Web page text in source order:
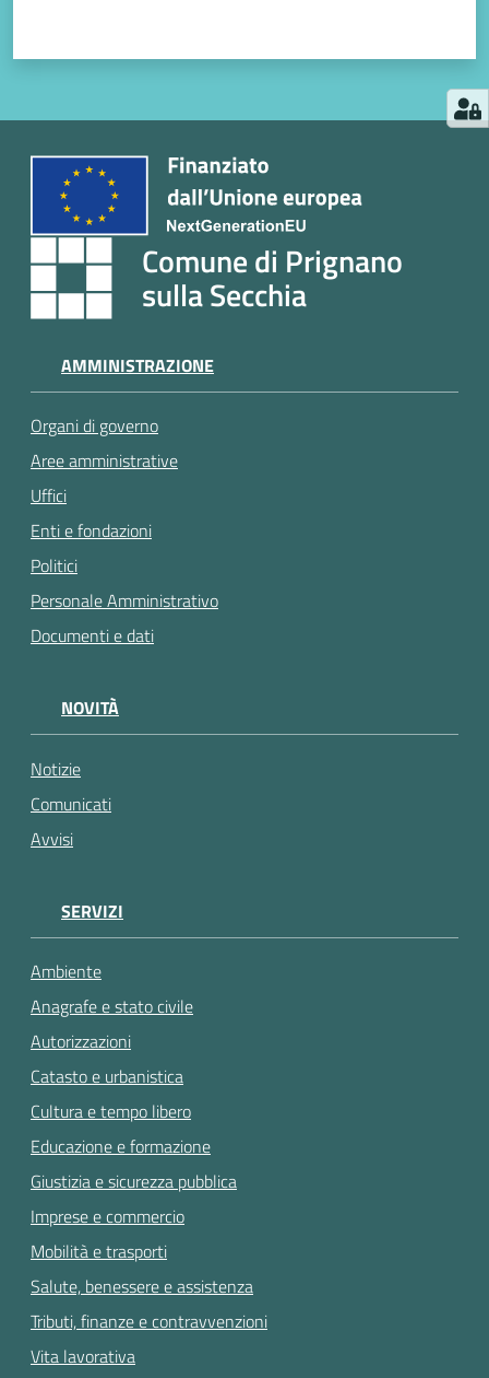
Comune di Prignano
sulla Secchia
AMMINISTRAZIONE
Organi di governo
Aree amministrative
Uffici
Enti e fondazioni
Politici
Personale Amministrativo
Documenti e dati
NOVITÀ
Notizie
Comunicati
Avvisi
SERVIZI
Ambiente
Anagrafe e stato civile
Autorizzazioni
Catasto e urbanistica
Cultura e tempo libero
Educazione e formazione
Giustizia e sicurezza pubblica
Imprese e commercio
Mobilità e trasporti
Salute, benessere e assistenza
Tributi, finanze e contravvenzioni
Vita lavorativa